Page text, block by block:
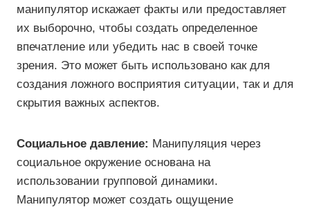
манипулятор искажает факты или предоставляет
их выборочно, чтобы создать определенное
впечатление или убедить нас в своей точке
зрения. Это может быть использовано как для
создания ложного восприятия ситуации, так и для
скрытия важных аспектов.
Социальное давление: Манипуляция через
социальное окружение основана на
использовании групповой динамики.
Манипулятор может создать ощущение